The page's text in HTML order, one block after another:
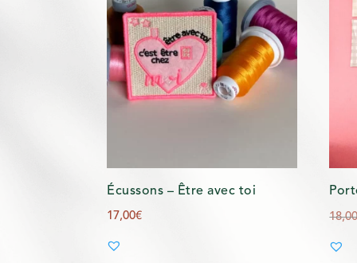
Écussons – Être avec toi
17,00€